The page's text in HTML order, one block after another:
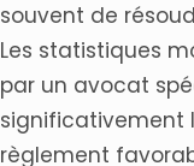
souvent de
Les statistiques
par un avocat
significativement
règlement